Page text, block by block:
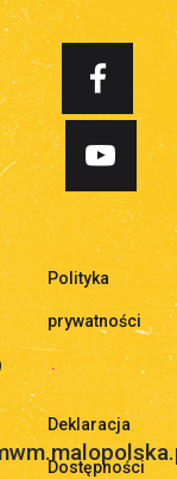
Polityka
prywatności
.
Deklaracja
Dostępności